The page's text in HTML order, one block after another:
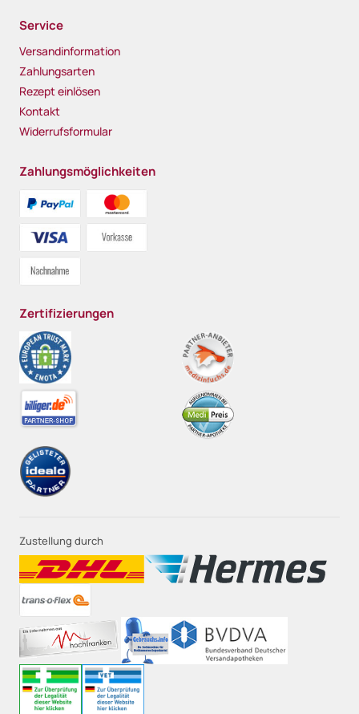
Service
Versandinformation
Zahlungsarten
Rezept einlösen
Kontakt
Widerrufsformular
Zahlungsmöglichkeiten
Zertifizierungen
Zustellung durch